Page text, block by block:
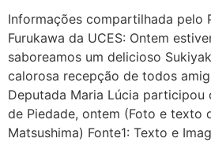
Informações compartilhada pelo
Furukawa da UCES: Ontem
saboreamos um delicioso
calorosa recepção de todos
Deputada Maria Lúcia participou
de Piedade, ontem (Foto e texto
Matsushima) Fonte1: Texto e